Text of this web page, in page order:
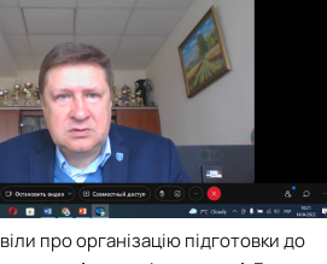
про організацію підготовки до